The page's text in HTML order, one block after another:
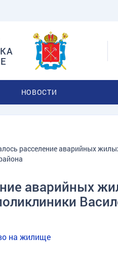
НОВОСТИ
расселение аварийных
аварийных
на жилище